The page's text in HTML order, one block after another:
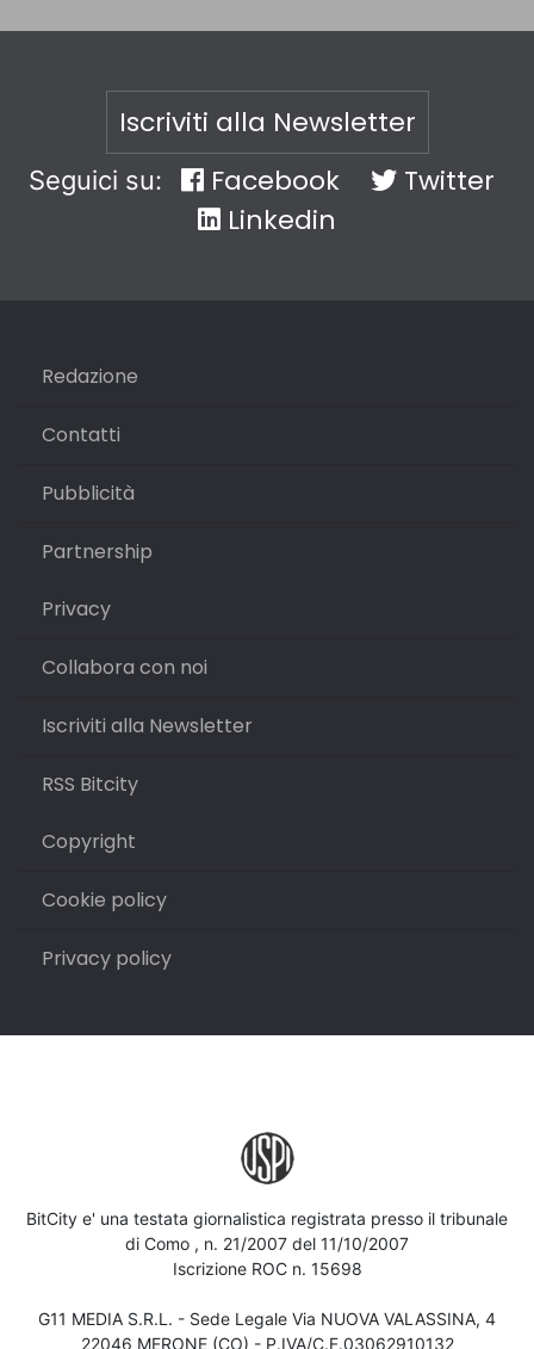
Iscriviti alla Newsletter
Seguici su: Facebook
Twitter
Linkedin
Redazione
Contatti
Pubblicità
Partnership
Privacy
Collabora con noi
Iscriviti alla Newsletter
RSS Bitcity
Copyright
Cookie policy
Privacy policy
BitCity e' una testata giornalistica registrata presso il tribunale
di Como , n. 21/2007 del 11/10/2007
Iscrizione ROC n. 15698
G11 MEDIA S.R.L. - Sede Legale Via NUOVA VALASSINA, 4
22046 MERONE (CO) - P.IVA/C.F.03062910132